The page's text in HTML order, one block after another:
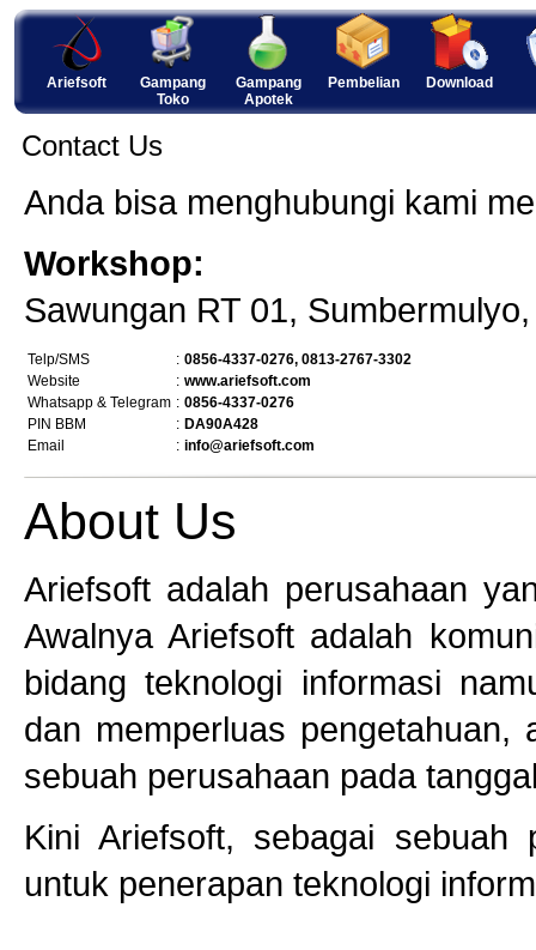
Ariefsoft
Gampang
Toko
Gampang
Apotek
Pembelian Download
Contact Us
Anda bisa menghubungi kami
Workshop:
Sawungan RT 01,
Telp/SMS : 0856-4337-0276, 0813-2767-3302
Website
: www.ariefsoft.com
Whatsapp & Telegram : 0856-4337-0276
PIN BBM
: DA90A428
Email
: info@ariefsoft.com
About Us
Ariefsoft adalah perusahaan
Awalnya Ariefsoft adalah
bidang teknologi informasi
dan memperluas pengetahuan,
sebuah perusahaan pada
Kini Ariefsoft, sebagai sebuah
untuk penerapan teknologi